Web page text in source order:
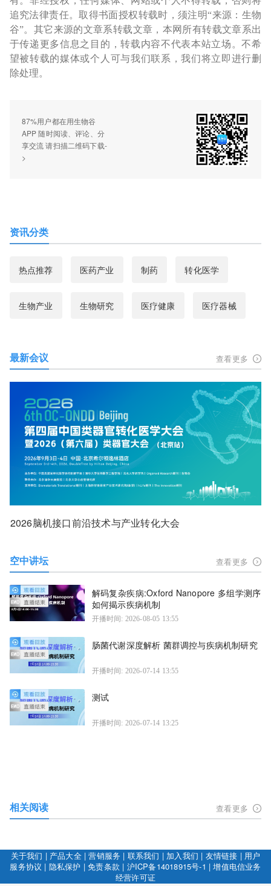
追究法律责任。取得书面授权转载时，须注明“来源：生物
谷”。其它来源的文章系转载文章，本网所有转载文章系出
于传递更多信息之目的，转载内容不代表本站立场。不希
望被转载的媒体或个人可与我们联系，我们将立即进行删
除处理。
87%用户都在用生物谷
APP 随时阅读、评论、分
享交流 请扫描二维码下载-
>
资讯分类
热点推荐 医药产业 制药 转化医学
生物产业 生物研究 医疗健康 医疗器械
最新会议 查看更多
2026脑机接口前沿技术与产业转化大会
空中讲坛 查看更多
解码复杂疾病:Oxford Nanopore 多组学测序
如何揭示疾病机制
开播时间: 2026-08-05 13:55
肠菌代谢深度解析 菌群调控与疾病机制研究
开播时间: 2026-07-14 13:55
测试
开播时间: 2026-07-14 13:25
相关阅读 查看更多
关于我们 | 产品大全|营销服务 | 联系我们 | 加入我们 | 友情链接 | 用户
服务协议 | 隐私保护 |免责条款 | 沪ICP备14018915号-1 |增值电信业务
经营许可证